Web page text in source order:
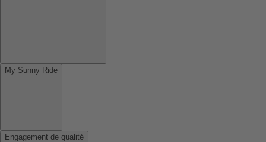
My Sunny Ride
Engagement de qualité